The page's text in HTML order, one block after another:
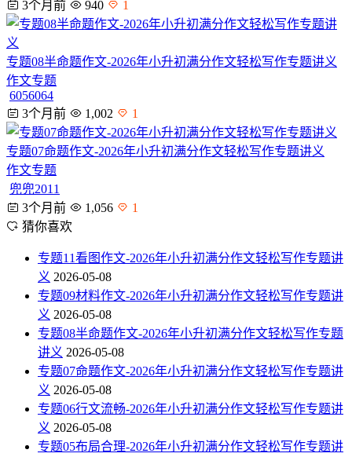
3个月前
940 1
专题08半命题作文-2026年小升初满分作文轻松写作专题讲义
作文专题
6056064
3个月前
1,002 1
专题07命题作文-2026年小升初满分作文轻松写作专题讲义
作文专题
兜兜2011
3个月前
1,056
1
猜你喜欢
专题11看图作文-2026年小升初满分作文轻松写作专题讲
义 2026-05-08
专题09材料作文-2026年小升初满分作文轻松写作专题讲
义 2026-05-08
专题08半命题作文-2026年小升初满分作文轻松写作专题
讲义 2026-05-08
专题07命题作文-2026年小升初满分作文轻松写作专题讲
义 2026-05-08
专题06行文流畅-2026年小升初满分作文轻松写作专题讲
义 2026-05-08
专题05布局合理-2026年小升初满分作文轻松写作专题讲